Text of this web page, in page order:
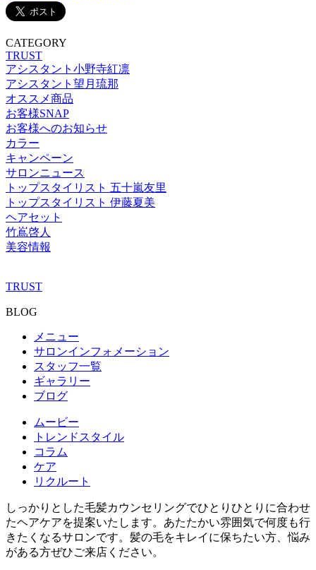
CATEGORY
TRUST
アシスタント小野寺紅凛
アシスタント望月琉那
オススメ商品
お客様SNAP
お客様へのお知らせ
カラー
キャンペーン
サロンニュース
トップスタイリスト 五十嵐友里
トップスタイリスト 伊藤夏美
ヘアセット
竹嶌啓人
美容情報
TRUST
BLOG
メニュー
サロンインフォメーション
スタッフ一覧
ギャラリー
ブログ
ムービー
トレンドスタイル
コラム
ケア
リクルート
しっかりとした毛髪カウンセリングでひとりひとりに合わせ
たヘアケアを提案いたします。あたたかい雰囲気で何度も行
きたくなるサロンです。髪の毛をキレイに保ちたい方、悩み
がある方ぜひご来店ください。